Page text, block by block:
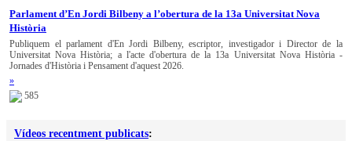
Parlament d’En Jordi Bilbeny a l’obertura de la 13a Universitat Nova
Història
Publiquem el parlament d'En Jordi Bilbeny, escriptor, investigador i Director de la
Universitat Nova Història; a l'acte d'obertura de la 13a Universitat Nova Història -
Jornades d'Història i Pensament d'aquest 2026.
»
585
Vídeos recentment publicats: